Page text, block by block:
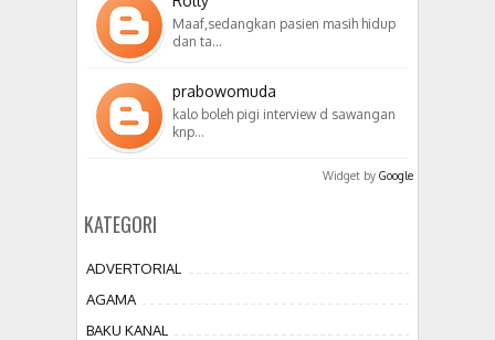
Maaf,sedangkan pasien masih hidup
dan ta…
prabowomuda
kalo boleh pigi interview d sawangan
knp…
Widget by Google
KATEGORI
ADVERTORIAL
AGAMA
BAKU KANAL